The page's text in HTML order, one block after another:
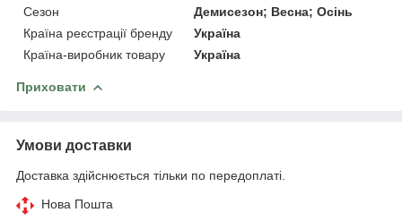
Сезон
Демисезон; Весна; Осінь
Країна реєстрації бренду
Україна
Країна-виробник товару
Україна
Приховати
Умови доставки
Доставка здійснюється тільки по передоплаті.
Нова Пошта